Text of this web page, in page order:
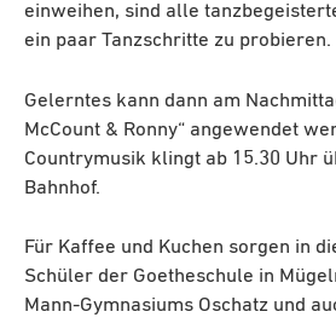
einweihen, sind alle
ein paar Tanzschritte zu probieren.
Gelerntes kann dann am
McCount & Ronny“ angewendet
Countrymusik klingt ab 15.30 Uhr
Bahnhof.
Für Kaffee und Kuchen sorgen in
Schüler der Goetheschule in
Mann-Gymnasiums Oschatz und